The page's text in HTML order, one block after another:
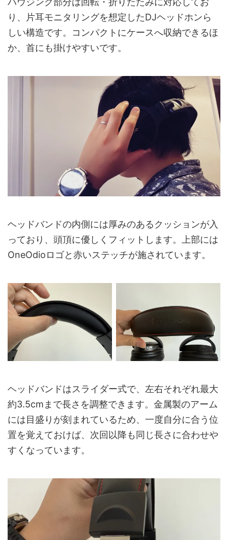
り、片耳モニタリングを想定したDJヘッドホンら
しい構造です。コンパクトにケースへ収納できるほ
か、首にも掛けやすいです。
ヘッドバンドの内側には厚みのあるクッションが入
っており、頭頂に優しくフィットします。上部には
OneOdioロゴと赤いステッチが施されています。
ヘッドバンドはスライダー式で、左右それぞれ最大
約3.5cmまで長さを調整できます。金属製のアーム
には目盛りが刻まれているため、一度自分に合う位
置を覚えておけば、次回以降も同じ長さに合わせや
すくなっています。